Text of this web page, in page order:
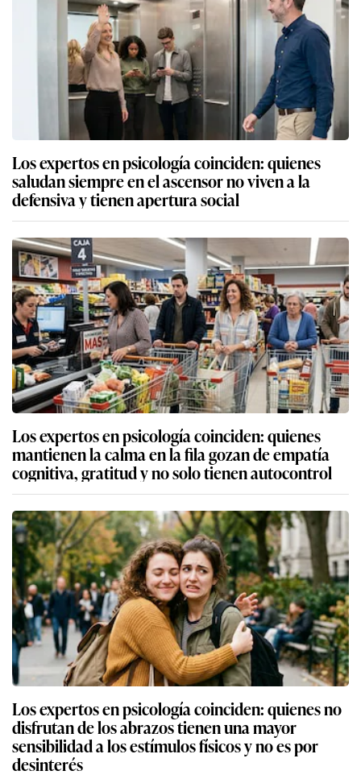
Los expertos en psicología coinciden: quienes
saludan siempre en el ascensor no viven a la
defensiva y tienen apertura social
Los expertos en psicología coinciden: quienes
mantienen la calma en la fila gozan de empatía
cognitiva, gratitud y no solo tienen autocontrol
Los expertos en psicología coinciden: quienes no
disfrutan de los abrazos tienen una mayor
sensibilidad a los estímulos físicos y no es por
desinterés